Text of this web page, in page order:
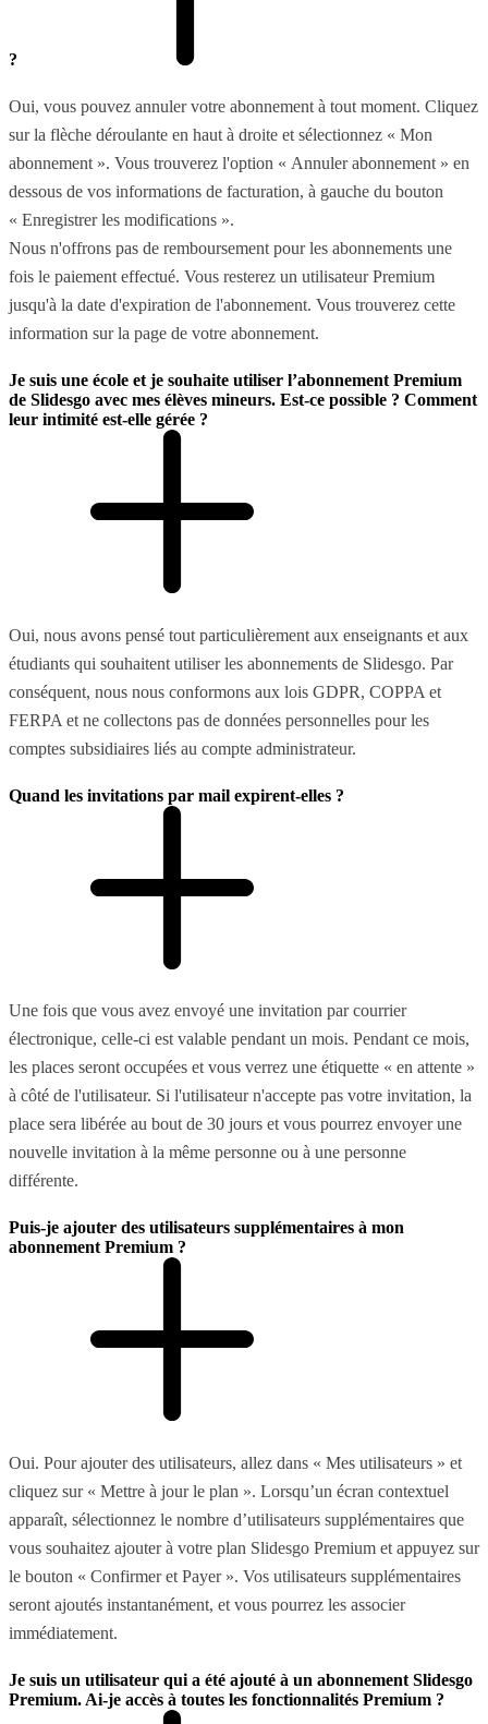
?
Oui, vous pouvez annuler votre abonnement à tout moment. Cliquez
sur la flèche déroulante en haut à droite et sélectionnez « Mon
abonnement ». Vous trouverez l'option « Annuler abonnement » en
dessous de vos informations de facturation, à gauche du bouton
« Enregistrer les modifications ».
Nous n'offrons pas de remboursement pour les abonnements une
fois le paiement effectué. Vous resterez un utilisateur Premium
jusqu'à la date d'expiration de l'abonnement. Vous trouverez cette
information sur la page de votre abonnement.
Je suis une école et je souhaite utiliser l’abonnement Premium
de Slidesgo avec mes élèves mineurs. Est-ce possible ? Comment
leur intimité est-elle gérée ?
Oui, nous avons pensé tout particulièrement aux enseignants et aux
étudiants qui souhaitent utiliser les abonnements de Slidesgo. Par
conséquent, nous nous conformons aux lois GDPR, COPPA et
FERPA et ne collectons pas de données personnelles pour les
comptes subsidiaires liés au compte administrateur.
Quand les invitations par mail expirent-elles ?
Une fois que vous avez envoyé une invitation par courrier
électronique, celle-ci est valable pendant un mois. Pendant ce mois,
les places seront occupées et vous verrez une étiquette « en attente »
à côté de l'utilisateur. Si l'utilisateur n'accepte pas votre invitation, la
place sera libérée au bout de 30 jours et vous pourrez envoyer une
nouvelle invitation à la même personne ou à une personne
différente.
Puis-je ajouter des utilisateurs supplémentaires à mon
abonnement Premium ?
Oui. Pour ajouter des utilisateurs, allez dans « Mes utilisateurs » et
cliquez sur « Mettre à jour le plan ». Lorsqu’un écran contextuel
apparaît, sélectionnez le nombre d’utilisateurs supplémentaires que
vous souhaitez ajouter à votre plan Slidesgo Premium et appuyez sur
le bouton « Confirmer et Payer ». Vos utilisateurs supplémentaires
seront ajoutés instantanément, et vous pourrez les associer
immédiatement.
Je suis un utilisateur qui a été ajouté à un abonnement Slidesgo
Premium. Ai-je accès à toutes les fonctionnalités Premium ?